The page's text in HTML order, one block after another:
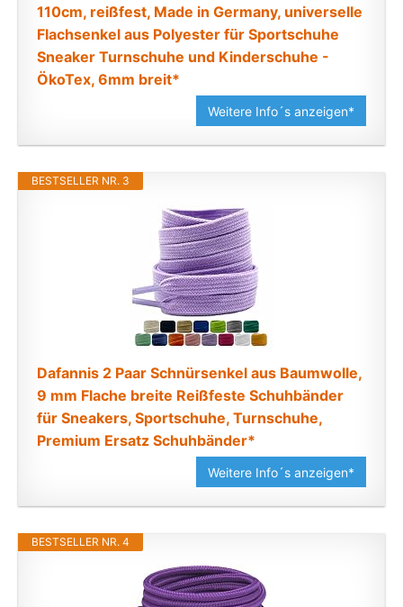
110cm, reißfest, Made in Germany, universelle
Flachsenkel aus Polyester für Sportschuhe
Sneaker Turnschuhe und Kinderschuhe -
ÖkoTex, 6mm breit*
Weitere Info´s anzeigen*
BESTSELLER NR. 3
Dafannis 2 Paar Schnürsenkel aus Baumwolle,
9 mm Flache breite Reißfeste Schuhbänder
für Sneakers, Sportschuhe, Turnschuhe,
Premium Ersatz Schuhbänder*
Weitere Info´s anzeigen*
BESTSELLER NR. 4